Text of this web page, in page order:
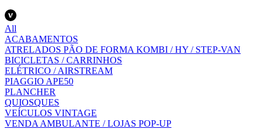
All
ACABAMENTOS
ATRELADOS PÃO DE FORMA KOMBI / HY / STEP-VAN
BICICLETAS / CARRINHOS
ELÉTRICO / AIRSTREAM
PIAGGIO APE50
PLANCHER
QUIOSQUES
VEÍCULOS VINTAGE
VENDA AMBULANTE / LOJAS POP-UP